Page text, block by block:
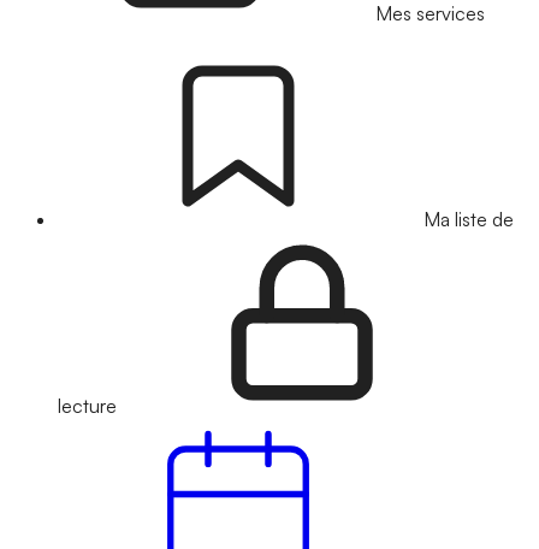
Mes services
Ma liste de
lecture